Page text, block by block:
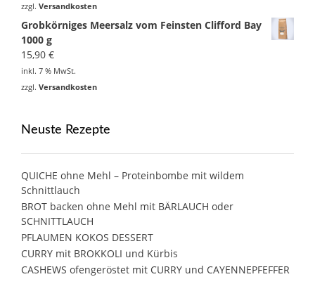
zzgl. Versandkosten
Grobkörniges Meersalz vom Feinsten Clifford Bay
1000 g
15,90 €
inkl. 7 % MwSt.
zzgl. Versandkosten
Neuste Rezepte
QUICHE ohne Mehl – Proteinbombe mit wildem
Schnittlauch
BROT backen ohne Mehl mit BÄRLAUCH oder
SCHNITTLAUCH
PFLAUMEN KOKOS DESSERT
CURRY mit BROKKOLI und Kürbis
CASHEWS ofengeröstet mit CURRY und CAYENNEPFEFFER